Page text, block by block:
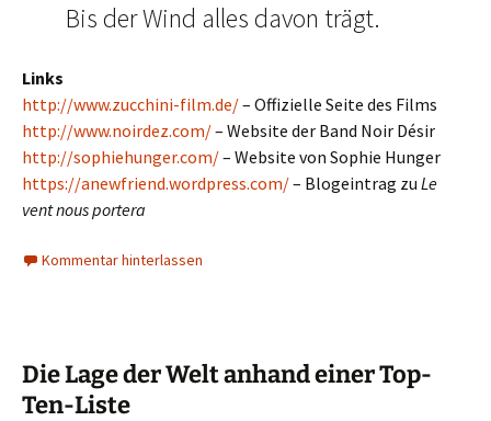
Bis der Wind alles davon trägt.
Links
http://www.zucchini-film.de/– Offizielle Seite des Films
http://www.noirdez.com/– Website der Band Noir Désir
http://sophiehunger.com/– Website von Sophie Hunger
https://anewfriend.wordpress.com/– Blogeintrag zu Le
vent nous portera
Kommentar hinterlassen
Die Lage der Welt anhand einer Top-
Ten-Liste